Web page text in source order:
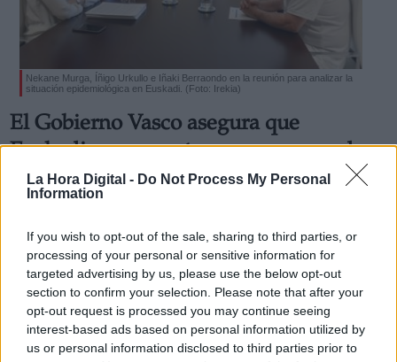
La Hora Digital - Do Not Process My Personal
Information
If you wish to opt-out of the sale, sharing to third parties, or
processing of your personal or sensitive information for
targeted advertising by us, please use the below opt-out
section to confirm your selection. Please note that after your
opt-out request is processed you may continue seeing
interest-based ads based on personal information utilized by
us or personal information disclosed to third parties prior to
Nekane Murga, Íñigo Urkullo e Iñaki Berraondo en la reunión para analizar la
situación epidemiológica en Euskadi. (Foto: Irekia)
El Gobierno Vasco asegura que
Euskadi se encuentra en una segunda
ola de Covid-19
La Consejera de Salud vasca, Nekane Murga, alerta de
distanciarnos”
Sara Aranda
Más artículos de este autor
viernes, 7 de agosto de 2020
Derechos:
Información adicional